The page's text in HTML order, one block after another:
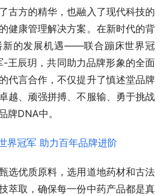
古方的精华，也融入了现代科技的
健康管理解决方案。在新时代的背
新的发展机遇——联合蹦床世界冠
王辰玥，共同助力品牌形象的全面
代言合作，不仅提升了慎述堂品牌
越、顽强拼搏、不服输、勇于挑战
牌DNA中。
选优质原料，选用道地药材和古法
萃取，确保每一份中药产品都是真